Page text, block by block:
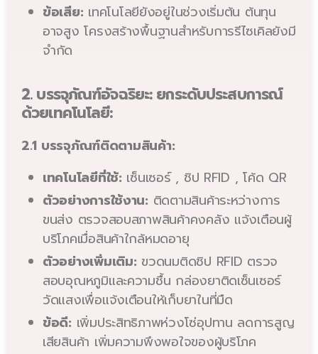
ข้อเสีย: เทคโนโลยียังอยู่ในช่วงเริ่มต้น ต้นทุน
อาจสูง โครงสร้างพื้นฐานสำหรับการรีไซเคิลยังมี
จำกัด
2. บรรจุภัณฑ์อัจฉริยะ: ยกระดับประสบการณ์
ด้วยเทคโนโลยี:
2.1 บรรจุภัณฑ์ติดตามสินค้า:
เทคโนโลยีที่ใช้: เซ็นเซอร์ , ชิป RFID , โค้ด QR
ตัวอย่างการใช้งาน: ติดตามสินค้าระหว่างการ
ขนส่ง ตรวจสอบสภาพสินค้าคงคลัง แจ้งเตือนผู้
บริโภคเมื่อสินค้าใกล้หมดอายุ
ตัวอย่างเพิ่มเติม: ขวดนมติดชิป RFID ตรวจ
สอบอุณหภูมิและความชื้น กล่องยาติดเซ็นเซอร์
วัดแสงเพื่อแจ้งเตือนให้เก็บยาในที่มืด
ข้อดี: เพิ่มประสิทธิภาพห่วงโซ่อุปทาน ลดการสูญ
เสียสินค้า เพิ่มความพึงพอใจของผู้บริโภค